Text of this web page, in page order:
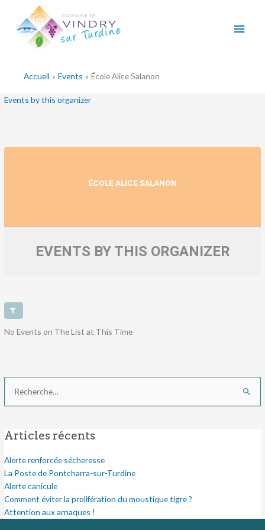
contenu
Accueil Events École Alice Salanon
Events by this organizer
ÉCOLE ALICE SALANON
EVENTS BY THIS ORGANIZER
No Events on The List at This Time
Rechercher :
Articles récents
Alerte renforcée sécheresse
La Poste de Pontcharra-sur-Turdine
Alerte canicule
Comment éviter la prolifération du moustique tigre ?
Attention aux arnaques !